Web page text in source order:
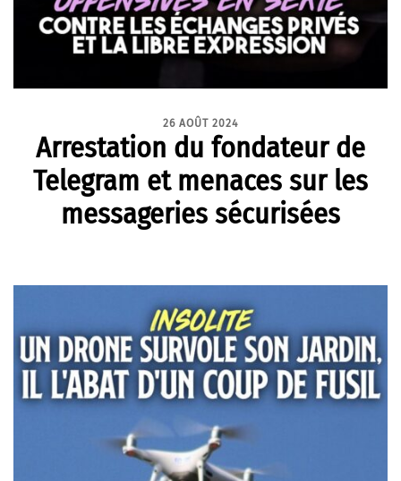
26 AOÛT 2024
Arrestation du fondateur de
Telegram et menaces sur les
messageries sécurisées